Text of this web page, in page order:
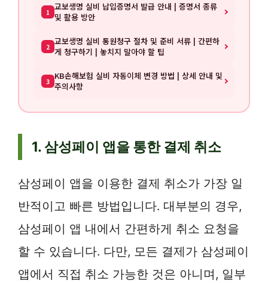
1 교보생명 실비 납입증명서 발급 안내 | 증명서 종류
및 활용 방안
2 교보생명 실비 통원청구 절차 및 준비 서류 | 간편하
게 청구하기 | 놓치지 말아야 할 팁
3 KB손해보험 실비 자동이체 변경 방법 | 상세 안내 및
주의사항
1. 삼성페이 앱을 통한 결제 취소
삼성페이 앱을 이용한 결제 취소가 가장 일
반적이고 빠른 방법입니다. 대부분의 경우,
삼성페이 앱 내에서 간편하게 취소 요청을
할 수 있습니다. 다만, 모든 결제가 삼성페이
앱에서 직접 취소 가능한 것은 아니며, 일부